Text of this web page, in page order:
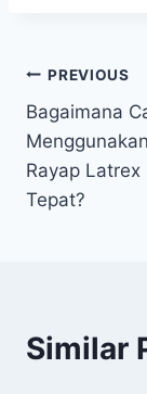
Post
PREVIOUS
Bagaimana
Rayap Latrex
Tepat?
Similar